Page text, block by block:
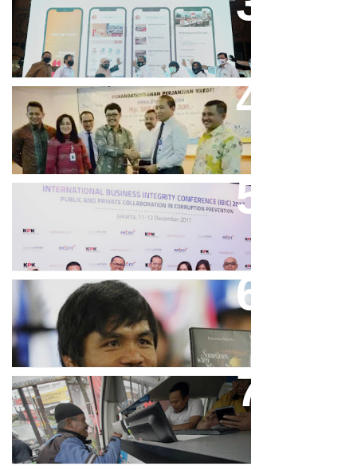
Bandung Great Sale 2020 Go
Online Resmi Dimulai
Bank Bjb Fasilitasi Kredit Modal
Kerja Konstruksi PT Adhi Karya
Keren, Bank BJB Kantongi
Puluhan Penghargaan Sepanjang
2017
Dicibir Di Medsos, Manny
Pacquiao Tegaskan Pendirian
Tolak LGBT
Bjb T Samsat Manjakan Nasabah
Dalam Bayar Pajak Kendaraan